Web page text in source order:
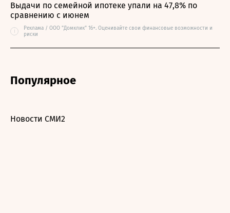
Выдачи по семейной ипотеке упали на 47,8% по
сравнению с июнем
i
Реклама / ООО "Домклик" 16+. Оценивайте свои финансовые возможности и
риски
Популярное
Новости СМИ2